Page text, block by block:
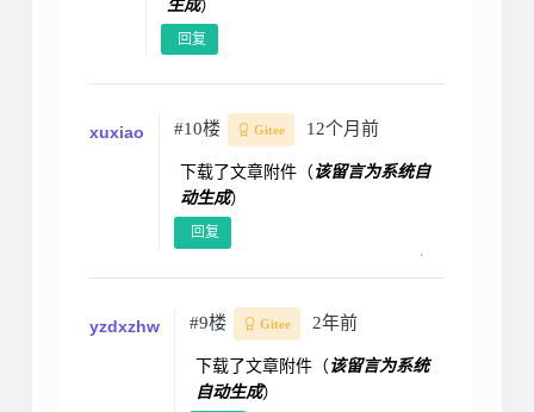
生成）
回复
xuxiao #10楼 Gitee 12个月前
下载了文章附件（该留言为系统自
动生成）
回复
yzdxzhw #9楼 Gitee 2年前
下载了文章附件（该留言为系统
自动生成）